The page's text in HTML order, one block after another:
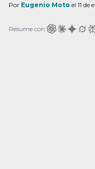
anunció cuáles
nuevo sistema
Por Eugenio Moto el 11 de
Resume con: